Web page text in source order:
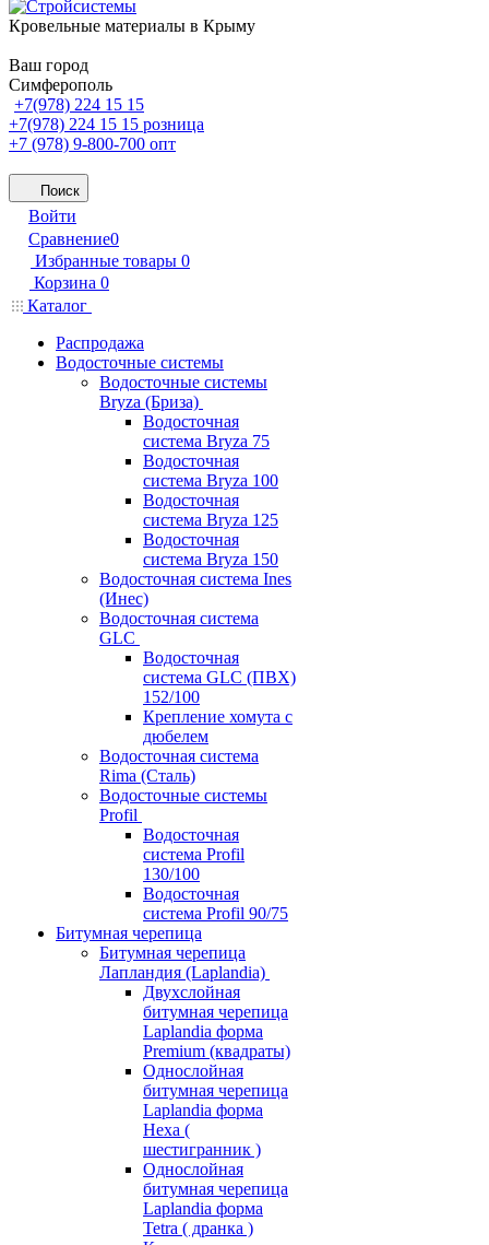
Кровельные материалы в Крыму
Ваш город
Симферополь
+7(978) 224 15 15
+7(978) 224 15 15 розница
+7 (978) 9-800-700 опт
Поиск
Войти
Сравнение0
Избранные товары 0
Корзина 0
Каталог
Распродажа
Водосточные системы
Водосточные системы
Bryza (Бриза)
Водосточная
система Bryza 75
Водосточная
система Bryza 100
Водосточная
система Bryza 125
Водосточная
система Bryza 150
Водосточная система Ines
(Инес)
Водосточная система
GLC
Водосточная
система GLC (ПВХ)
152/100
Крепление хомута с
дюбелем
Водосточная система
Rima (Сталь)
Водосточные системы
Profil
Водосточная
система Profil
130/100
Водосточная
система Profil 90/75
Битумная черепица
Битумная черепица
Лапландия (Laplandia)
Двухслойная
битумная черепица
Laplandia форма
Premium (квадраты)
Однослойная
битумная черепица
Laplandia форма
Hexa (
шестигранник )
Однослойная
битумная черепица
Laplandia форма
Tetra ( дранка )